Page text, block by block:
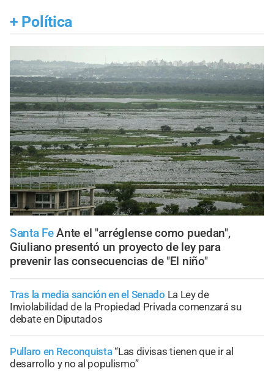
+ Política
Santa Fe Ante el "arréglense como puedan",
Giuliano presentó un proyecto de ley para
prevenir las consecuencias de "El niño"
Tras la media sanción en el Senado La Ley de
Inviolabilidad de la Propiedad Privada comenzará su
debate en Diputados
Pullaro en Reconquista“Las divisas tienen que ir al
desarrollo y no al populismo”